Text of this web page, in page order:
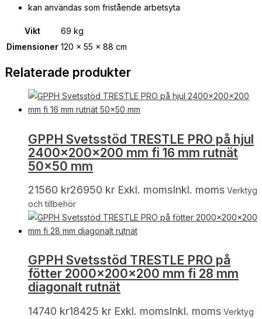
kan användas som fristående arbetsyta
Vikt
69 kg
Dimensioner 120 × 55 × 88 cm
Relaterade produkter
GPPH Svetsstöd TRESTLE PRO på hjul
2400x200x200 mm fi 16 mm rutnät
50×50 mm
21560 kr26950 kr Exkl. momsInkl. moms Verktyg
och tillbehör
GPPH Svetsstöd TRESTLE PRO på
fötter 2000x200x200 mm fi 28 mm
diagonalt rutnät
14740 kr18425 kr Exkl. momsInkl. moms Verktyg